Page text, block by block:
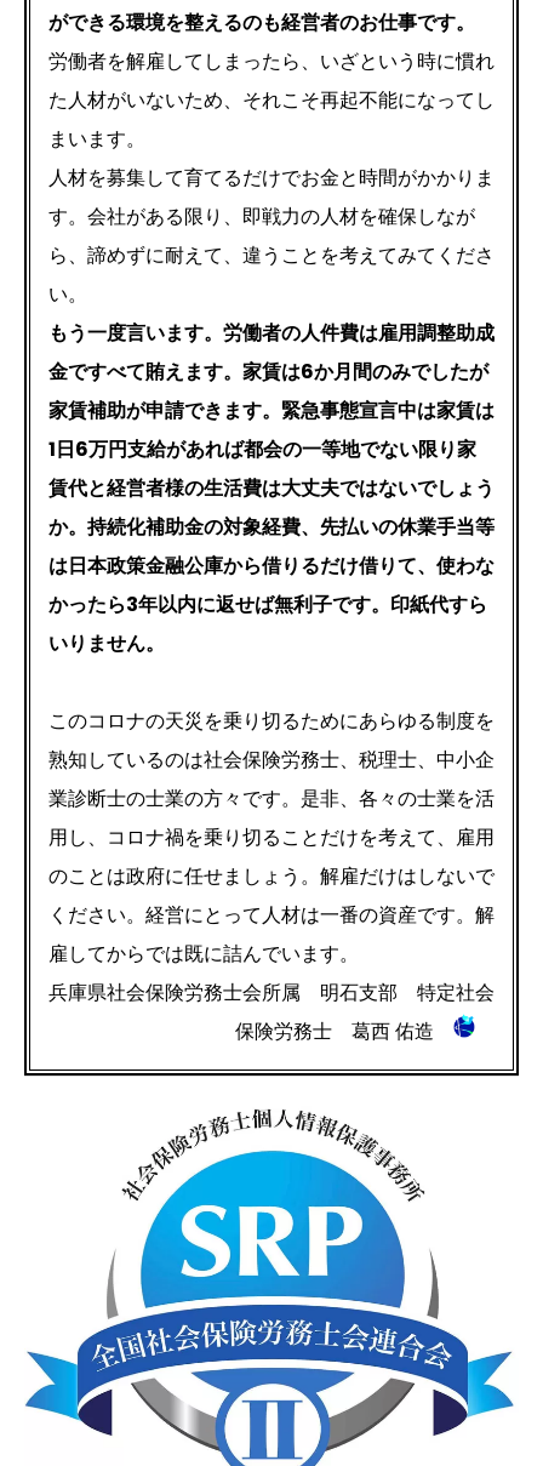
ができる環境を整えるのも経営者のお仕事です。
労働者を解雇してしまったら、いざという時に慣れ
た人材がいないため、それこそ再起不能になってし
まいます。
人材を募集して育てるだけでお金と時間がかかりま
す。会社がある限り、即戦力の人材を確保しなが
ら、諦めずに耐えて、違うことを考えてみてくださ
い。
もう一度言います。労働者の人件費は雇用調整助成
金ですべて賄えます。家賃は6か月間のみでしたが
家賃補助が申請できます。緊急事態宣言中は家賃は
1日6万円支給があれば都会の一等地でない限り家
賃代と経営者様の生活費は大丈夫ではないでしょう
か。持続化補助金の対象経費、先払いの休業手当等
は日本政策金融公庫から借りるだけ借りて、使わな
かったら3年以内に返せば無利子です。印紙代すら
いりません。
このコロナの天災を乗り切るためにあらゆる制度を
熟知しているのは社会保険労務士、税理士、中小企
業診断士の士業の方々です。是非、各々の士業を活
用し、コロナ禍を乗り切ることだけを考えて、雇用
のことは政府に任せましょう。解雇だけはしないで
ください。経営にとって人材は一番の資産です。解
雇してからでは既に詰んでいます。
兵庫県社会保険労務士会所属 明石支部 特定社会
保険労務士 葛西 佑造